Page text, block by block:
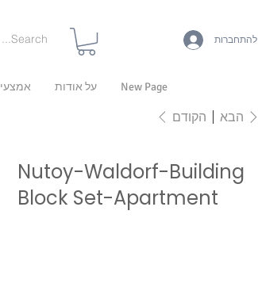
להתחברות
New Page על אודות אמצעי
הקודם הבא
Nutoy-Waldorf-Building
Block Set-Apartment